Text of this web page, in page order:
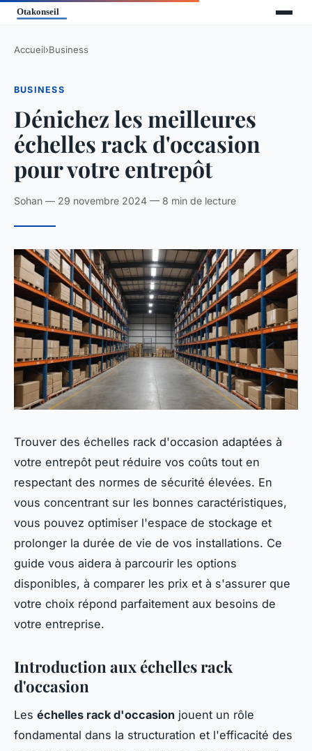
Accueil›Business
BUSINESS
Dénichez les meilleures
échelles rack d'occasion
pour votre entrepôt
Sohan — 29 novembre 2024 — 8 min de lecture
Trouver des échelles rack d'occasion adaptées à
votre entrepôt peut réduire vos coûts tout en
respectant des normes de sécurité élevées. En
vous concentrant sur les bonnes caractéristiques,
vous pouvez optimiser l'espace de stockage et
prolonger la durée de vie de vos installations. Ce
guide vous aidera à parcourir les options
disponibles, à comparer les prix et à s'assurer que
votre choix répond parfaitement aux besoins de
votre entreprise.
Introduction aux échelles rack
d'occasion
Les échelles rack d'occasion jouent un rôle
fondamental dans la structuration et l'efficacité des